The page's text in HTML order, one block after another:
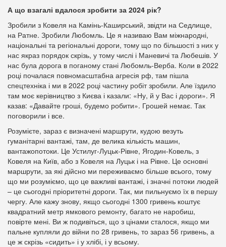
А що взагалі вдалося зробити за 2024 рік?
Зробили з Ковеля на Камінь-Каширський, звідти на Седлище,
на Ратне. Зробили Любомль. Це я називаю Вам міжнародні,
національні та регіональні дороги, тому що по більшості з них у
нас якраз порядок скрізь, у тому числі і Маневичі та Любешів. У
нас була дорога в поганому стані Любомль-Верба. Коли в 2022
році почалася повномасштабна агресія рф, там пішла
спецтехніка і ми в 2022 році частину робіт зробили. Але їздило
там моє керівництво з Києва і казали: «Ну, й у Вас і дороги». Я
казав: «Давайте гроші, будемо робити». Грошей немає. Так
поговорили і все.
Розумієте, зараз є визначені маршрути, кудою везуть
гуманітарні вантажі, там, де велика кількість машин,
вантажопотоки. Це Устилуг-Луцьк-Рівне, Ягодин-Ковель, з
Ковеля на Київ, або з Ковеля на Луцьк і на Рівне. Це основні
маршрути, за які дійсно ми переживаємо більше всього, тому
що ми розуміємо, що це важливі вантажі, і значні потоки людей
– це сьогодні пріоритетні дороги. Так, ми пильнуємо їх в першу
чергу. Але кажу знову, якщо сьогодні 1300 гривень коштує
квадратний метр ямкового ремонту, багато не наробиш,
повірте мені. Ви ж подивіться, що з цінами сталося, якщо ми
пальне купляли до війни по 28 гривень, то зараз 56 гривень, а
це ж скрізь «сидить» і у хлібі, і у всьому.